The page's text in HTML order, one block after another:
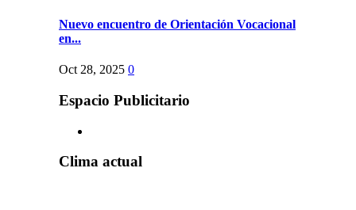
Nuevo encuentro de Orientación Vocacional
en...
Oct 28, 2025 0
Espacio Publicitario
Clima actual